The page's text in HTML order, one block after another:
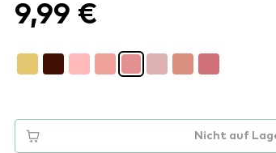
9,99 €
Nicht auf